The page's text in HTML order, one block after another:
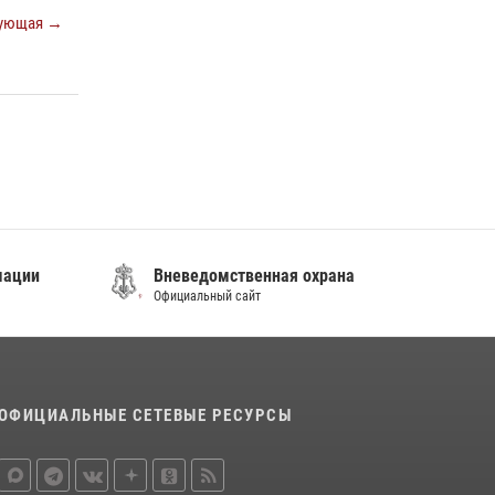
→
Вневедомственная охрана
Официальный сайт
СЕТЕВЫЕ РЕСУРСЫ